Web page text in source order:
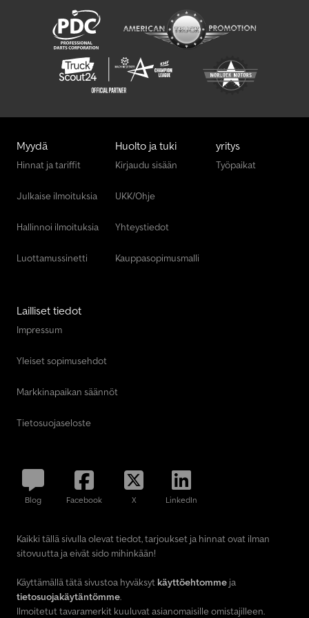
Myydä
Hinnat ja tariffit
Julkaise ilmoituksia
Hallinnoi ilmoituksia
Luottamussinetti
Huolto ja tuki
Kirjaudu sisään
UKK/Ohje
Yhteystiedot
Kauppasopimusmalli
yritys
Työpaikat
Lailliset tiedot
Impressum
Yleiset sopimusehdot
Markkinapaikan säännöt
Tietosuojaseloste
Blog Facebook X LinkedIn
Kaikki tällä sivulla olevat tiedot, tarjoukset ja hinnat ovat ilman
sitovuutta ja eivät sido mihinkään!
Käyttämällä tätä sivustoa hyväksyt käyttöehtomme ja
tietosuojakäytäntömme.
Ilmoitetut tavaramerkit kuuluvat asianomaisille omistajilleen.